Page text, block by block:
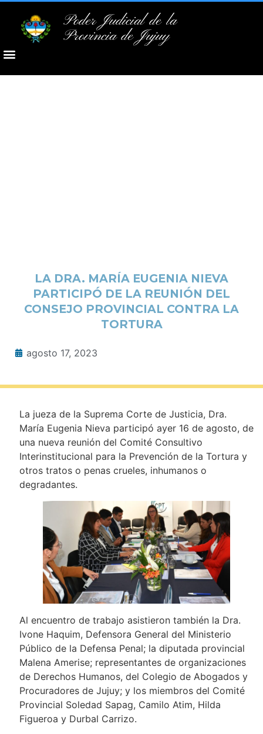
Poder Judicial de la
Provincia de Jujuy
LA DRA. MARÍA EUGENIA NIEVA
PARTICIPÓ DE LA REUNIÓN DEL
CONSEJO PROVINCIAL CONTRA LA
TORTURA
agosto 17, 2023
La jueza de la Suprema Corte de Justicia, Dra.
María Eugenia Nieva participó ayer 16 de agosto, de
una nueva reunión del Comité Consultivo
Interinstitucional para la Prevención de la Tortura y
otros tratos o penas crueles, inhumanos o
degradantes.
Al encuentro de trabajo asistieron también la Dra.
Ivone Haquim, Defensora General del Ministerio
Público de la Defensa Penal; la diputada provincial
Malena Amerise; representantes de organizaciones
de Derechos Humanos, del Colegio de Abogados y
Procuradores de Jujuy; y los miembros del Comité
Provincial Soledad Sapag, Camilo Atim, Hilda
Figueroa y Durbal Carrizo.